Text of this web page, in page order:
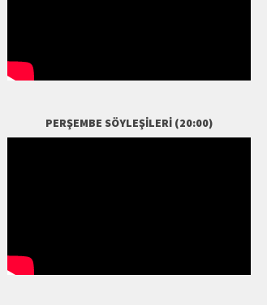
PERŞEMBE SÖYLEŞILERI (20:00)